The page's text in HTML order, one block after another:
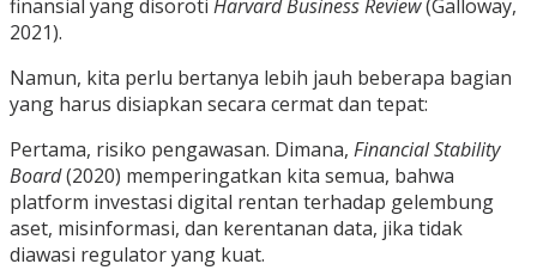
finansial yang disoroti Harvard Business Review(Galloway,
2021).
Namun, kita perlu bertanya lebih jauh beberapa bagian
yang harus disiapkan secara cermat dan tepat:
Pertama, risiko pengawasan. Dimana, Financial Stability
Board(2020) memperingatkan kita semua, bahwa
platform investasi digital rentan terhadap gelembung
aset, misinformasi, dan kerentanan data, jika tidak
diawasi regulator yang kuat.